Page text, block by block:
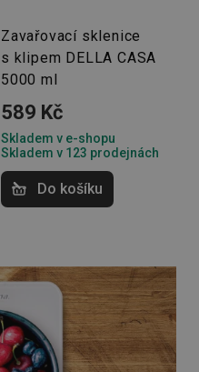
Zavařovací sklenice
s klipem DELLA CASA
5000 ml
589 Kč
Skladem v e-shopu
Skladem v 123 prodejnách
Do košíku